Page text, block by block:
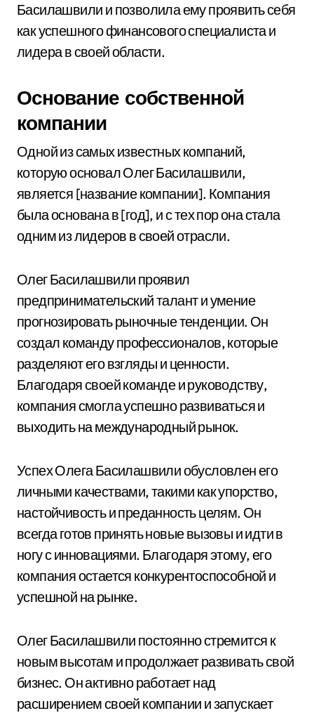
Басилашвили и позволила ему проявить себя
как успешного финансового специалиста и
лидера в своей области.
Основание собственной
компании
Одной из самых известных компаний,
которую основал Олег Басилашвили,
является [название компании]. Компания
была основана в [год], и с тех пор она стала
одним из лидеров в своей отрасли.
Олег Басилашвили проявил
предпринимательский талант и умение
прогнозировать рыночные тенденции. Он
создал команду профессионалов, которые
разделяют его взгляды и ценности.
Благодаря своей команде и руководству,
компания смогла успешно развиваться и
выходить на международный рынок.
Успех Олега Басилашвили обусловлен его
личными качествами, такими как упорство,
настойчивость и преданность целям. Он
всегда готов принять новые вызовы и идти в
ногу с инновациями. Благодаря этому, его
компания остается конкурентоспособной и
успешной на рынке.
Олег Басилашвили постоянно стремится к
новым высотам и продолжает развивать свой
бизнес. Он активно работает над
расширением своей компании и запускает